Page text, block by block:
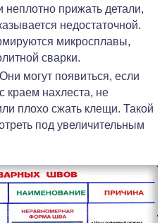
неплотно прижать детали,
недостаточной.
микросплавы,
сварки.
могут появиться, если
краем нахлеста, не
плохо сжать клещи. Такой
под увеличительным